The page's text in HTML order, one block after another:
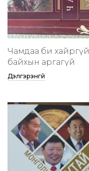
Чамдаа би хайргүй
байхын аргагүй
Дэлгэрэнгүй